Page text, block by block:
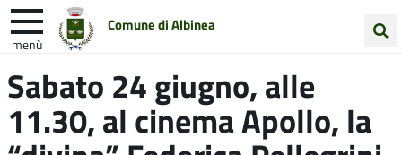
Comune di Albinea
menù
nel
sito
Entra in Comune Vivi Albinea
Unione Colline Matildiche
Sabato 24 giugno, alle
11.30, al cinema Apollo, la